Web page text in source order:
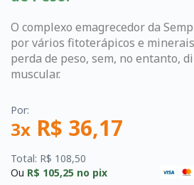
O complexo emagrecedor da
por vários fitoterápicos e
perda de peso, sem, no entanto,
muscular.
Por:
3x R$ 36,17
Total: R$ 108,50
Ou R$ 105,25 no pix